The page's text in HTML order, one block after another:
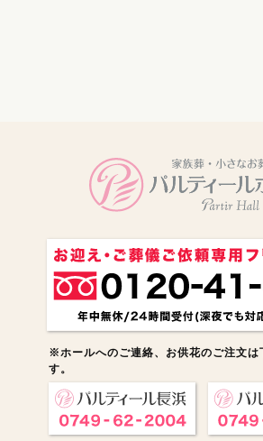
※ホールへのご連絡、お供花のご注文は
す。